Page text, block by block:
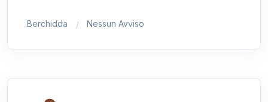
Berchidda Nessun Avviso